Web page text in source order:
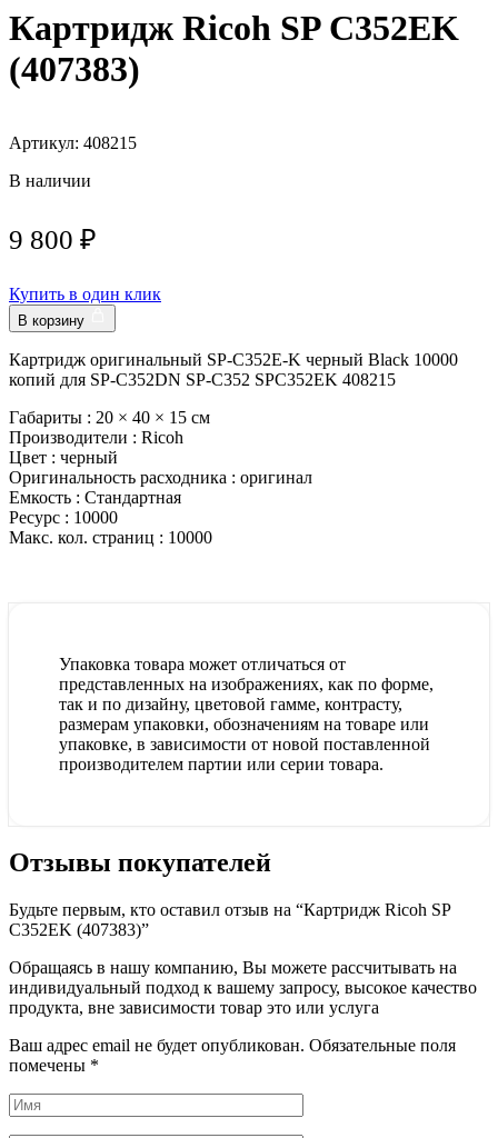
Картридж Ricoh SP C352EK
(407383)
Артикул: 408215
В наличии
9 800 ₽
Купить в один клик
В корзину
Картридж оригинальный SP-C352E-K черный Black 10000
копий для SP-C352DN SP-C352 SPC352EK 408215
Габариты : 20 × 40 × 15 см
Производители : Ricoh
Цвет : черный
Оригинальность расходника : оригинал
Емкость : Стандартная
Ресурс : 10000
Макс. кол. страниц : 10000
Упаковка товара может отличаться от
представленных на изображениях, как по форме,
так и по дизайну, цветовой гамме, контрасту,
размерам упаковки, обозначениям на товаре или
упаковке, в зависимости от новой поставленной
производителем партии или серии товара.
Отзывы покупателей
Будьте первым, кто оставил отзыв на “Картридж Ricoh SP
C352EK (407383)”
Обращаясь в нашу компанию, Вы можете рассчитывать на
индивидуальный подход к вашему запросу, высокое качество
продукта, вне зависимости товар это или услуга
Ваш адрес email не будет опубликован. Обязательные поля
помечены *